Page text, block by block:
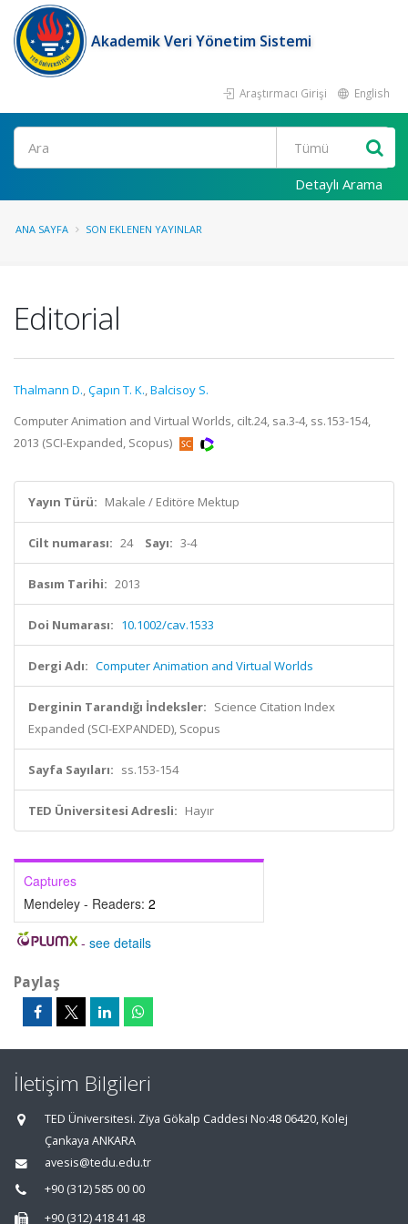
Akademik Veri Yönetim Sistemi
Araştırmacı Girişi English
Ara
Detaylı Arama
ANA SAYFA SON EKLENEN YAYINLAR
Editorial
Thalmann D.,Çapın T. K.,Balcisoy S.
Computer Animation and Virtual Worlds, cilt.24, sa.3-4, ss.153-154,
2013 (SCI-Expanded, Scopus)
Yayın Türü: Makale / Editöre Mektup
Cilt numarası: 24 Sayı: 3-4
Basım Tarihi: 2013
Doi Numarası: 10.1002/cav.1533
Dergi Adı: Computer Animation and Virtual Worlds
Derginin Tarandığı İndeksler: Science Citation Index
Expanded (SCI-EXPANDED), Scopus
Sayfa Sayıları: ss.153-154
TED Üniversitesi Adresli: Hayır
Captures
Mendeley - Readers: 2
- see details
Paylaş
İletişim Bilgileri
TED Üniversitesi. Ziya Gökalp Caddesi No:48 06420, Kolej
Çankaya ANKARA
avesis@tedu.edu.tr
+90 (312) 585 00 00
+90 (312) 418 41 48